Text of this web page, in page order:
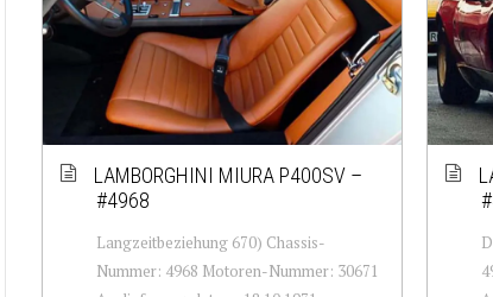
LAMBORGHINI MIURA P400SV –
#4968
Langzeitbeziehung 670) Chassis-
Nummer: 4968 Motoren-Nummer: 30671